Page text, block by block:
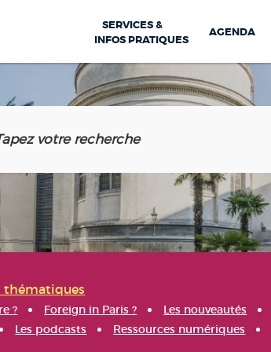
SERVICES &
INFOS PRATIQUES
AGENDA
thématiques
? Foreign in Paris ? Les nouveautés
Les podcasts Ressources numériques